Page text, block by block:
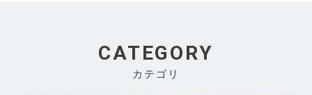
CATEGORY
カテゴリ